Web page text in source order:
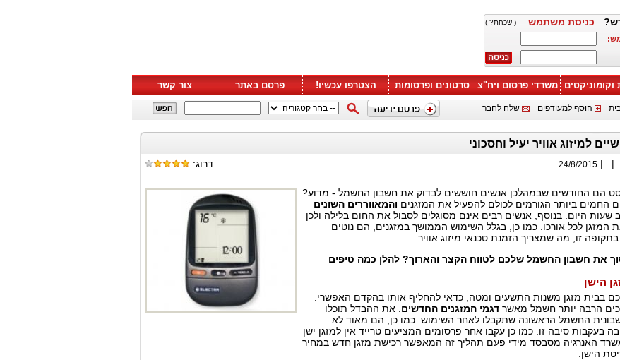
כניסת משתמש ( שכחת? )
וקומוניקטים משרדי פרסום ויח"צ סרטונים ופרסומות הצטרפו עכשיו! פרסם באתר צור קשר
הוסף למעודפים שלח לחבר
למיזוג אוויר יעיל וחסכוני
|
|
24/8/2015 דרוג:
הם החודשים שבמהלכן אנשים חוששים לבדוק את חשבון החשמל - מדוע?
החמים ביותר הגורמים לכולם להפעיל את המזגנים והמאווררים השונים
שעות היום. בנוסף, אנשים רבים אינם מסוגלים לסבול את החום בלילה ולכן
המזגן לכל אורכו. כמו כן, בגלל השימוש הממושך במזגנים, הם נוטים
זו, מה שמצריך הזמנת טכנאי מיזוג אוויר.
את חשבון החשמל שלכם לטווח הקצר והארוך? להלן כמה טיפים
הישן
בבית מזגן משנות התשעים ומטה, כדאי להחליף אותו בהקדם האפשרי.
הרבה יותר חשמל מאשרדגמי המזגנים החדשים . את ההבדל תוכלו
החשמל הראשונה שתקבלו לאחר השימוש. כמו כן, הם מאוד לא
בעקבות סיבה זו. כמו כן עקבו אחר פרסומים המציעים טרייד אין למזגן ישן
האנרגיה מסבסד מידי פעם תהליך זה המאפשר רכישת מזגן חדש במחיר
הישן.